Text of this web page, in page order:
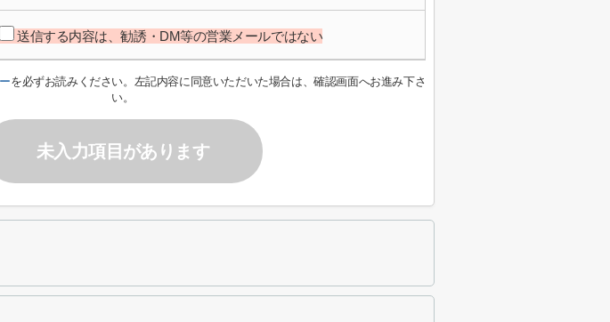
送信する内容は、勧誘・DM等の営業メールではない
を必ずお読みください。左記内容に同意いただいた場合は、確認画面へお進み下さ
い。
未入力項目があります